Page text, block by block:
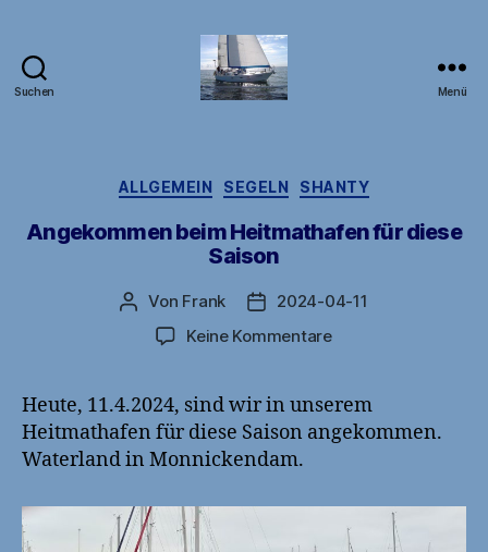
Suchen Menü
Kategorien
ALLGEMEIN SEGELN SHANTY
Angekommen beim Heitmathafen für diese
Saison
Beitragsautor
Von Frank Veröffentlichungsdatum
2024-04-11
Keine Kommentarezu
Heitmathafen
für
Heute, 11.4.2024, sind wir in unserem
Heitmathafen für diese Saison angekommen.
Waterland in Monnickendam.